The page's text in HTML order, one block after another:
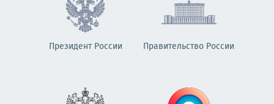
Президент России Правительство России